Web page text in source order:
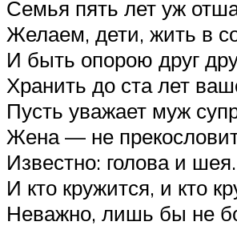
Семья пять лет уж
Желаем, дети, жить в
И быть опорою друг
Хранить до ста лет
Пусть уважает муж
Жена — не
Известно: голова и
И кто кружится, и кто
Неважно, лишь бы не